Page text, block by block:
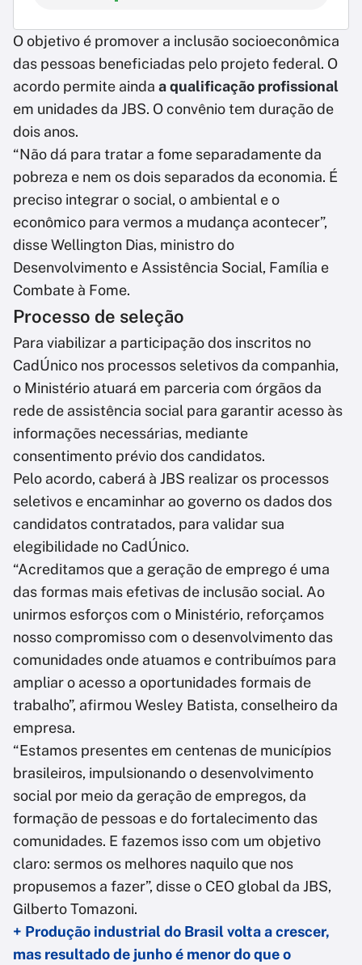
O objetivo é promover a inclusão socioeconômica
das pessoas beneficiadas pelo projeto federal. O
acordo permite ainda a qualificação profissional
em unidades da JBS. O convênio tem duração de
dois anos.
“Não dá para tratar a fome separadamente da
pobreza e nem os dois separados da economia. É
preciso integrar o social, o ambiental e o
econômico para vermos a mudança acontecer”,
disse Wellington Dias, ministro do
Desenvolvimento e Assistência Social, Família e
Combate à Fome.
Processo de seleção
Para viabilizar a participação dos inscritos no
CadÚnico nos processos seletivos da companhia,
o Ministério atuará em parceria com órgãos da
rede de assistência social para garantir acesso às
informações necessárias, mediante
consentimento prévio dos candidatos.
Pelo acordo, caberá à JBS realizar os processos
seletivos e encaminhar ao governo os dados dos
candidatos contratados, para validar sua
elegibilidade no CadÚnico.
“Acreditamos que a geração de emprego é uma
das formas mais efetivas de inclusão social. Ao
unirmos esforços com o Ministério, reforçamos
nosso compromisso com o desenvolvimento das
comunidades onde atuamos e contribuímos para
ampliar o acesso a oportunidades formais de
trabalho”, afirmou Wesley Batista, conselheiro da
empresa.
“Estamos presentes em centenas de municípios
brasileiros, impulsionando o desenvolvimento
social por meio da geração de empregos, da
formação de pessoas e do fortalecimento das
comunidades. E fazemos isso com um objetivo
claro: sermos os melhores naquilo que nos
propusemos a fazer”, disse o CEO global da JBS,
Gilberto Tomazoni.
+ Produção industrial do Brasil volta a crescer,
mas resultado de junho é menor do que o